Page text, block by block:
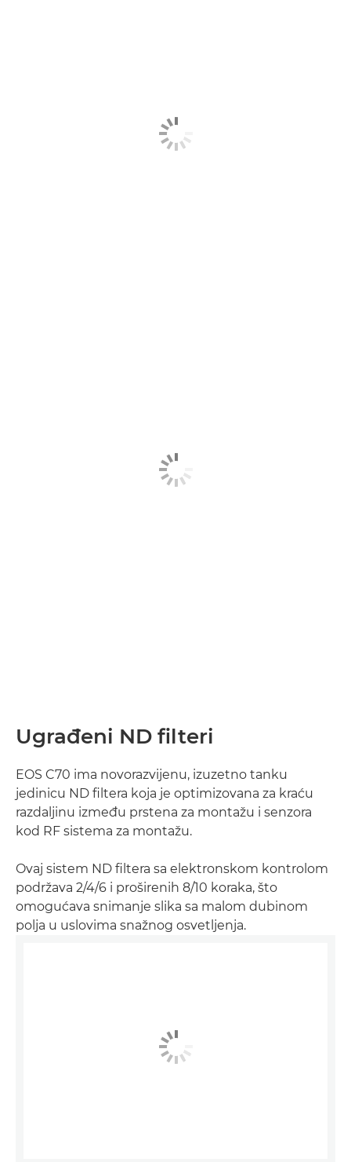
Ugrađeni ND filteri
EOS C70 ima novorazvijenu, izuzetno tanku
jedinicu ND filtera koja je optimizovana za kraću
razdaljinu između prstena za montažu i senzora
kod RF sistema za montažu.
Ovaj sistem ND filtera sa elektronskom kontrolom
podržava 2/4/6 i proširenih 8/10 koraka, što
omogućava snimanje slika sa malom dubinom
polja u uslovima snažnog osvetljenja.